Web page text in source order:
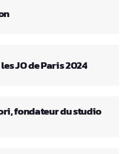
JO de Paris 2024
fondateur du studio